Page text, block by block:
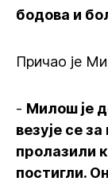
бодова и
Причао је
- Милош је
везује се
пролазили
постигли.